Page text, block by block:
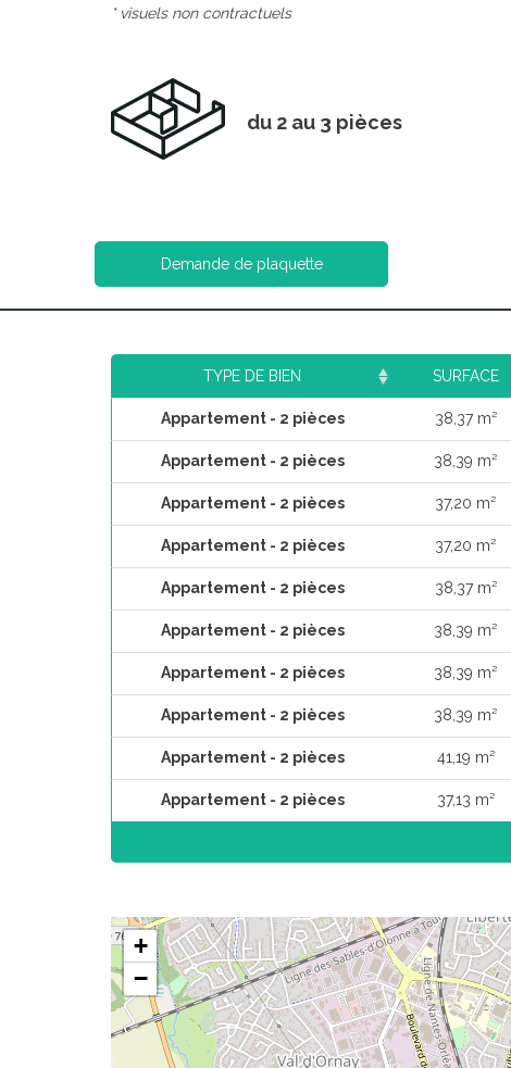
* visuels non contractuels
du 2 au 3 pièces
Demande de plaquette
TYPE DE BIEN SURFACE
Appartement - 2 pièces 38,37 m²
Appartement - 2 pièces 38,39 m²
Appartement - 2 pièces 37,20 m²
Appartement - 2 pièces 37,20 m²
Appartement - 2 pièces 38,37 m²
Appartement - 2 pièces 38,39 m²
Appartement - 2 pièces 38,39 m²
Appartement - 2 pièces 38,39 m²
Appartement - 2 pièces 41,19 m²
Appartement - 2 pièces 37,13 m²
+
−